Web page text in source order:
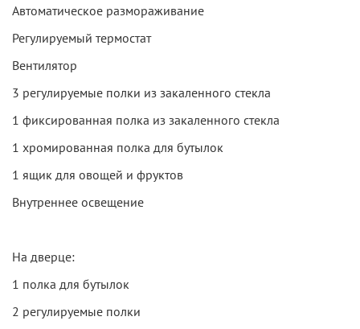
Автоматическое размораживание
Регулируемый термостат
Вентилятор
3 регулируемые полки из закаленного стекла
1 фиксированная полка из закаленного стекла
1 хромированная полка для бутылок
1 ящик для овощей и фруктов
Внутреннее освещение
На дверце:
1 полка для бутылок
2 регулируемые полки